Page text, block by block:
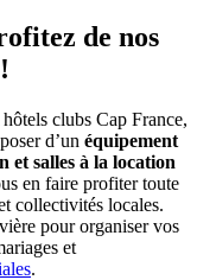
de nos
clubs Cap France,
d’un équipement
et salles à la location
en faire profiter toute
collectivités locales.
pour organiser vos
et
.